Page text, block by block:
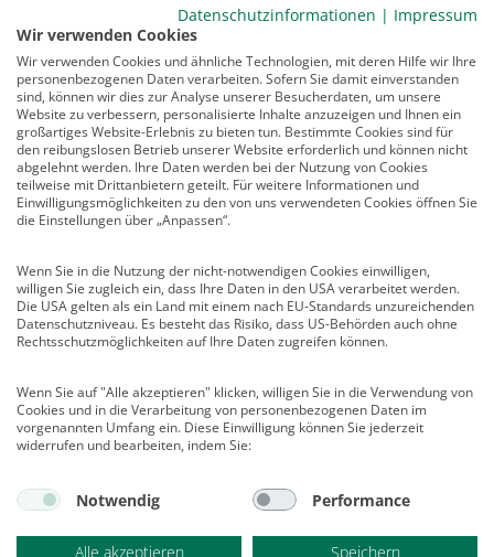
BDP-Mitgliederbereich
Service
Newsletter
Mediadaten
Infocenter
Veranstaltungen
Nachrichten
Abo kündigen
Vertrag widerrufen
Kontakt
Am Köllnischen Park 2
10179 Berlin
E-Mail:verlag@psychologenverlag.de
Leserservice:
Telefax: +49 (0)2 28 36 96 210
Datenschutzinformationen | Impressum
Wir verwenden Cookies
Wir verwenden Cookies und ähnliche Technologien, mit deren Hilfe wir Ihre
personenbezogenen Daten verarbeiten. Sofern Sie damit einverstanden
sind, können wir dies zur Analyse unserer Besucherdaten, um unsere
Website zu verbessern, personalisierte Inhalte anzuzeigen und Ihnen ein
großartiges Website-Erlebnis zu bieten tun. Bestimmte Cookies sind für
den reibungslosen Betrieb unserer Website erforderlich und können nicht
abgelehnt werden. Ihre Daten werden bei der Nutzung von Cookies
teilweise mit Drittanbietern geteilt. Für weitere Informationen und
Einwilligungsmöglichkeiten zu den von uns verwendeten Cookies öffnen Sie
die Einstellungen über „Anpassen“.
Wenn Sie in die Nutzung der nicht-notwendigen Cookies einwilligen,
willigen Sie zugleich ein, dass Ihre Daten in den USA verarbeitet werden.
Die USA gelten als ein Land mit einem nach EU-Standards unzureichenden
Datenschutzniveau. Es besteht das Risiko, dass US-Behörden auch ohne
Rechtsschutzmöglichkeiten auf Ihre Daten zugreifen können.
Wenn Sie auf "Alle akzeptieren" klicken, willigen Sie in die Verwendung von
Cookies und in die Verarbeitung von personenbezogenen Daten im
vorgenannten Umfang ein. Diese Einwilligung können Sie jederzeit
widerrufen und bearbeiten, indem Sie:
Notwendig Performance
Alle akzeptieren Speichern